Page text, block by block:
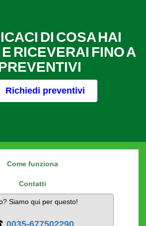
DI COSA HAI
RICEVERAI FINO A
preventivi
Come funziona
Contatti
Siamo qui per questo!
0035-677502290